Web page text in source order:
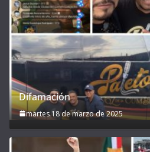
Difamación
martes 18 de marzo de 2025